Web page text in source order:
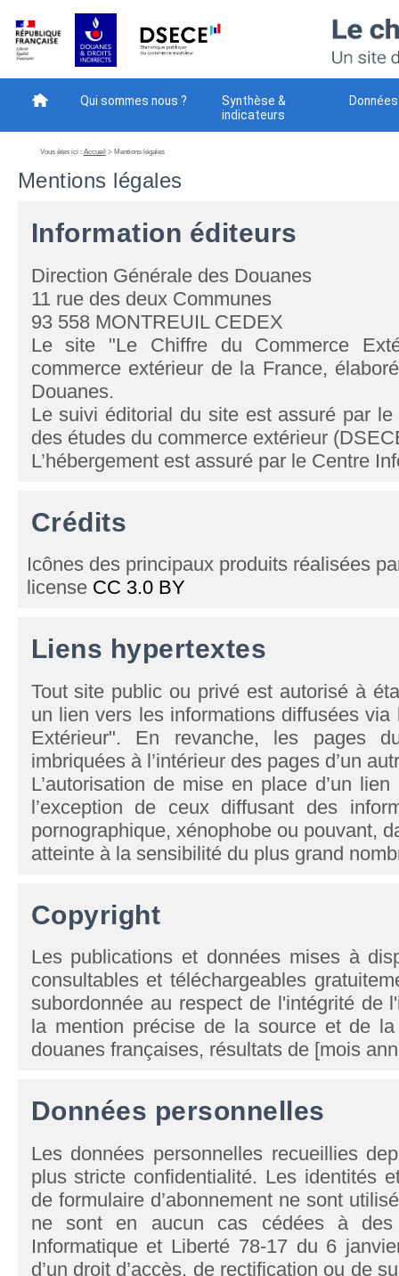
Qui sommes nous ? Synthèse &
indicateurs
Données
Vous êtes ici : Accueil> Mentions légales
Mentions légales
Information éditeurs
Direction Générale des Douanes
11 rue des deux Communes
93 558 MONTREUIL CEDEX
Le site "Le Chiffre du Commerce
commerce extérieur de la France,
Douanes.
Le suivi éditorial du site est assuré par
des études du commerce extérieur
L’hébergement est assuré par le Centre
Crédits
Icônes des principaux produits réalisées
license CC 3.0 BY
Liens hypertextes
Tout site public ou privé est autorisé à
un lien vers les informations diffusées
Extérieur". En revanche, les pages
imbriquées à l’intérieur des pages d’un
L’autorisation de mise en place d’un
l’exception de ceux diffusant des
pornographique, xénophobe ou pouvant,
atteinte à la sensibilité du plus grand
Copyright
Les publications et données mises à
consultables et téléchargeables
subordonnée au respect de l'intégrité de
la mention précise de la source et de
douanes françaises, résultats de [mois
Données personnelles
Les données personnelles recueillies
plus stricte confidentialité. Les identités
de formulaire d’abonnement ne sont
ne sont en aucun cas cédées à
Informatique et Liberté 78-17 du 6
d’un droit d’accès, de rectification ou de